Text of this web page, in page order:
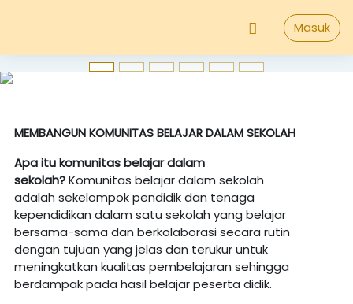
Masuk
MEMBANGUN KOMUNITAS BELAJAR DALAM SEKOLAH
Apa itu komunitas belajar dalam
sekolah?Komunitas belajar dalam sekolah
adalah sekelompok pendidikdan tenaga
kependidikan dalam satu sekolah yang belajar
bersama-sama dan berkolaborasi secara rutin
dengan tujuan yang jelas dan terukur untuk
meningkatkan kualitas pembelajaran sehingga
berdampak pada hasil belajar peserta didik.